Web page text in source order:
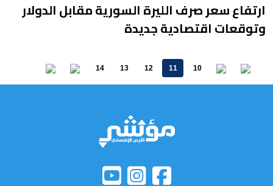
ارتفاع سعر صرف الليرة السورية مقابل الدولار
وتوقعات اقتصادية جديدة
10
11
12
13
14